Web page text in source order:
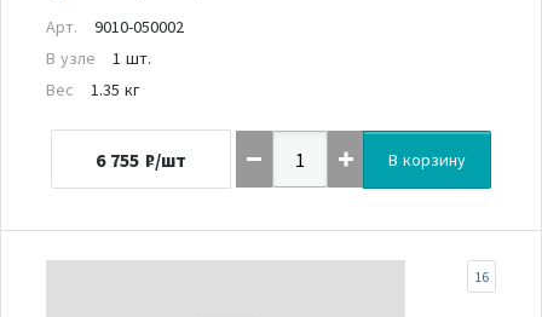
Арт.
9010-050002
В узле
1 шт.
Вес
1.35 кг
6 755 ₽/шт В корзину
16